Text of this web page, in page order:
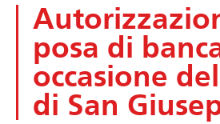
posa di
occasione
di San